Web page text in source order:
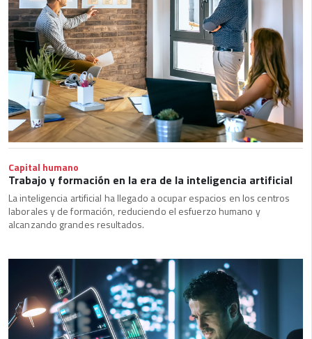
Capital humano
Trabajo y formación en la era de la inteligencia artificial
La inteligencia artificial ha llegado a ocupar espacios en los centros
laborales y de formación, reduciendo el esfuerzo humano y
alcanzando grandes resultados.